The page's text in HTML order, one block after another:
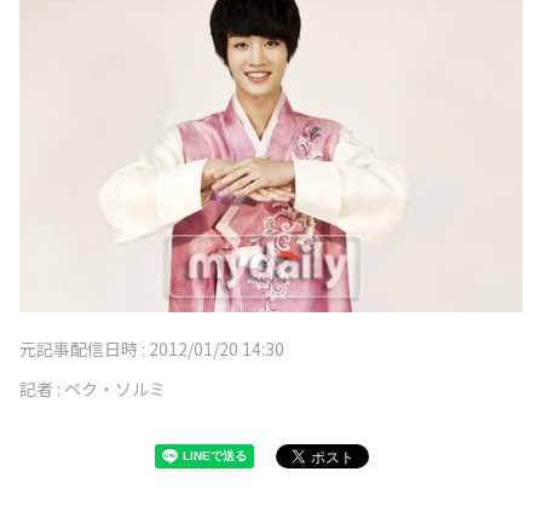
元記事配信日時 : 2012/01/20 14:30
記者 : ペク・ソルミ